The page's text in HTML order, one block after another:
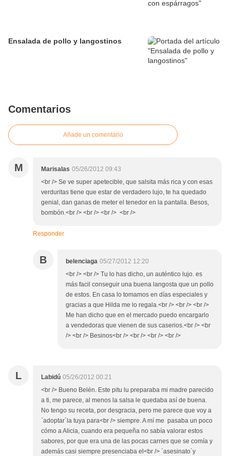
Ensalada de pollo y langostinos
Comentarios
Añade un comentario
M Marisalas 05/26/2012 09:43
<br /> Se ve super apetecible, que salsita más rica y con esas
verduritas tiene que estar de verdadero lujo, te ha quedado
genial, dan ganas de meter el tenedor en la pantalla. Besos,
bombón.<br /> <br /> <br /> <br />
Responder
B belenciaga 05/27/2012 12:20
<br /> <br /> Tu lo has dicho, un auténtico lujo. es
más facil conseguir una buena langosta que un pollo
de estos. En casa lo tomamos en días especiales y
gracias a que Hilda me lo regala.<br /> <br /> <br />
Me han dicho que en el mercado puedo encargarlo
a vendedoras que vienen de sus caserios.<br /> <br
/> <br /> Besinos<br /> <br /> <br /> <br />
L Labidú 05/26/2012 00:21
<br /> Bueno Belén. Este pitu lu preparaba mi madre parecido
a ti, me parece, al menos la salsa le quedaba así de buena.
No tengo su receta, por desgracia, pero me parece que voy a
`adoptar´la tuya para<br /> siempre. A mí me pasaba un poco
cómo a Alicia, cuando era pequeña no sabía valorar estos
sabores, por que era una de las pocas carnes que se comía y
además casi siempre presenciaba el<br /> `asesinato´y